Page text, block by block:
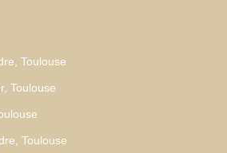
Toulouse
Toulouse
Toulouse